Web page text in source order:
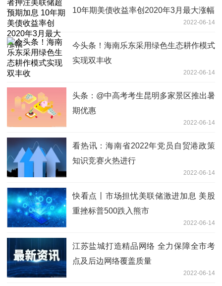
10年期美债收益率创2020年3月最大涨幅
2022-06-14
今头条！海南乐东采用绿色生态耕作模式
实现双丰收
2022-06-14
头条：@中高考考生昆明多家景区推出暑
期优惠
2022-06-14
看热讯：海南省2022年党员自贸港政策
知识竞赛火热进行
2022-06-14
快看点丨市场担忧美联储激进加息 美股
重挫标普500跌入熊市
2022-06-14
江苏盐城打造精品网络 全力保障全市考
点及后边网络覆盖质量
2022-06-14